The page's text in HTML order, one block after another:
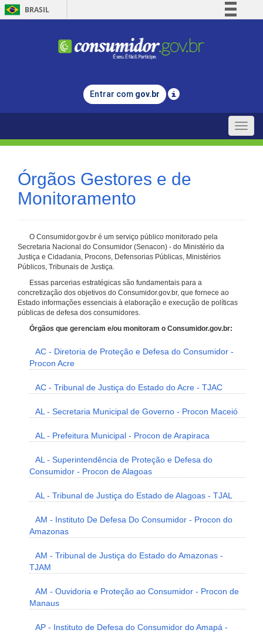
BRASIL
Comunica BR
Legislação
Entrar com gov.br
Toggle
Órgãos Gestores e de
Monitoramento
O Consumidor.gov.br é um serviço público monitorado pela
Secretaria Nacional do Consumidor (Senacon) - do Ministério da
Justiça e Cidadania, Procons, Defensorias Públicas, Ministérios
Públicos, Tribunais de Justiça.
Essas parcerias estratégicas são fundamentais para a
concretização dos objetivos do Consumidor.gov.br, que fornece ao
Estado informações essenciais à elaboração e execução de políticas
públicas de defesa dos consumidores.
Órgãos que gerenciam e/ou monitoram o Consumidor.gov.br:
AC - Diretoria de Proteção e Defesa do Consumidor -
Procon Acre
AC - Tribunal de Justiça do Estado do Acre - TJAC
AL - Secretaria Municipal de Governo - Procon Maceió
AL - Prefeitura Municipal - Procon de Arapiraca
AL - Superintendência de Proteção e Defesa do
Consumidor - Procon de Alagoas
AL - Tribunal de Justiça do Estado de Alagoas - TJAL
AM - Instituto De Defesa Do Consumidor - Procon do
Amazonas
AM - Tribunal de Justiça do Estado do Amazonas -
TJAM
AM - Ouvidoria e Proteção ao Consumidor - Procon de
Manaus
AP - Instituto de Defesa do Consumidor do Amapá -